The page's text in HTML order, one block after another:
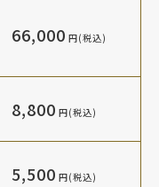
66,000 円(税込)
8,800 円(税込)
5,500 円(税込)